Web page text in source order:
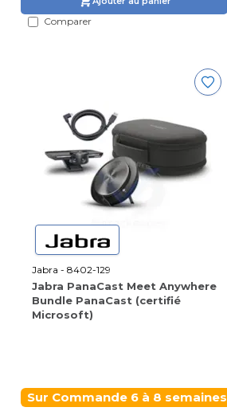
Comparer
Jabra - 8402-129
Jabra PanaCast Meet Anywhere
Bundle PanaCast (certifié
Microsoft)
Sur Commande 6 à 8 semaines